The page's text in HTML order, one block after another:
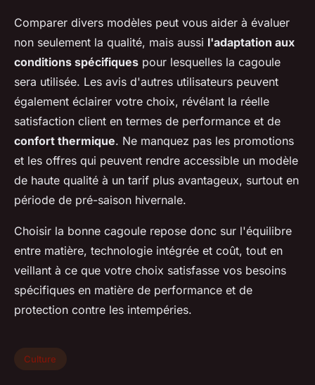
Comparer divers modèles peut vous aider à évaluer
non seulement la qualité, mais aussi l'adaptation aux
conditions spécifiques pour lesquelles la cagoule
sera utilisée. Les avis d'autres utilisateurs peuvent
également éclairer votre choix, révélant la réelle
satisfaction client en termes de performance et de
confort thermique. Ne manquez pas les promotions
et les offres qui peuvent rendre accessible un modèle
de haute qualité à un tarif plus avantageux, surtout en
période de pré-saison hivernale.
Choisir la bonne cagoule repose donc sur l'équilibre
entre matière, technologie intégrée et coût, tout en
veillant à ce que votre choix satisfasse vos besoins
spécifiques en matière de performance et de
protection contre les intempéries.
Culture